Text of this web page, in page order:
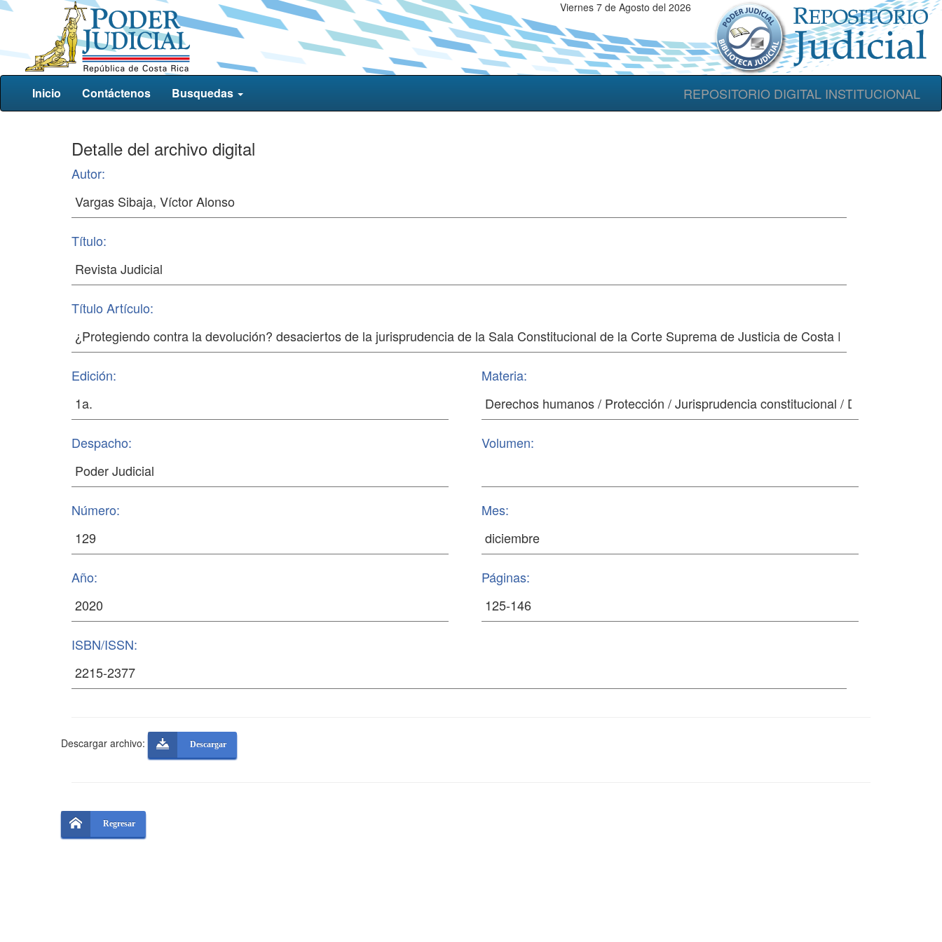
Viernes 7 de Agosto del 2026
REPOSITORIO DIGITAL INSTITUCIONAL
Inicio Contáctenos Busquedas
Detalle del archivo digital
Autor:
Título:
Título Artículo:
Edición: Materia:
Despacho: Volumen:
Número: Mes:
Año: Páginas:
ISBN/ISSN:
Descargar archivo: Descargar
Regresar